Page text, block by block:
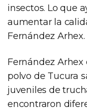
insectos. Lo que
aumentar la
Fernández Arhex.
Fernández Arhex
polvo de Tucura
juveniles de
encontraron